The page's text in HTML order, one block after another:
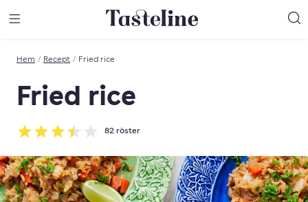
Till Tastelines startsida
Hem / Recept / Fried rice
Fried rice
Betyg: 3.45 av 5
82 röster